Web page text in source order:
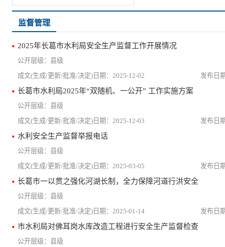
监督管理
2025年长葛市水利局安全生产监督工作开展情况
县级
2025-12-02
长葛市水利局2025年“双随机、一公开” 工作实施方案
县级
2025-12-03
水利安全生产监督举报电话
县级
2025-03-05
长葛市一以贯之强化河湖长制，全力保障河道行洪安全
县级
2025-01-14
市水利局对佛耳岗水库改造工程进行安全生产监督检查
县级